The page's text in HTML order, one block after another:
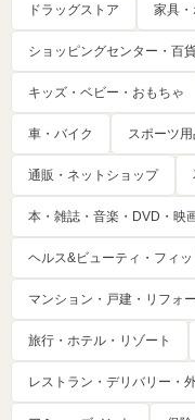
ドラッグストア 家具
ショッピングセンター・百
キッズ・ベビー・おもちゃ
車・バイク スポーツ
通販・ネットショップ
本・雑誌・音楽・DVD・映
ヘルス&ビューティ・フィッ
マンション・戸建・リフォ
旅行・ホテル・リゾート
レストラン・デリバリー・